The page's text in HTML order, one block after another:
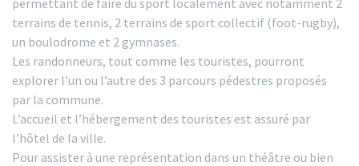
terrains de tennis, 2 terrains de sport collectif (foot-rugby),
un boulodrome et 2 gymnases.
Les randonneurs, tout comme les touristes, pourront
explorer l’un ou l’autre des 3 parcours pédestres proposés
par la commune.
L’accueil et l’hébergement des touristes est assuré par
l’hôtel de la ville.
Pour assister à une représentation dans un théâtre ou bien